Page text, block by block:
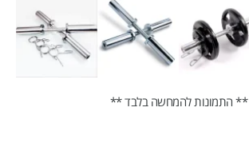
** התמונות להמחשה בלבד **